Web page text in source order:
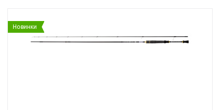
Новинки